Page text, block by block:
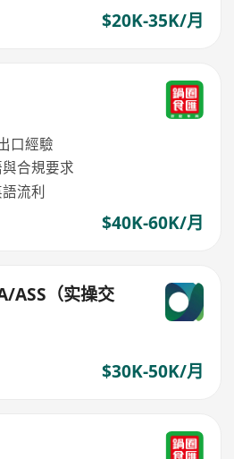
$20K-35K/月
口經驗
合規要求
流利
$40K-60K/月
ASS（实操交
$30K-50K/月